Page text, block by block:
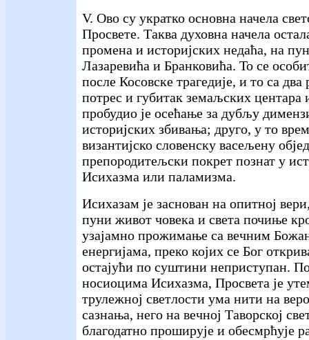
V. Ово су укратко основна начела
Просвете. Таква духовна начела
промена и историјских недаћа, на
Лазаревића и Бранковића. То се
после Косовске трагедије, и то са два
потрес и губитак земаљских центара
пробудио је осећање за дубљу
историјских збивања; друго, у то
византијско словенску васељену
препородитељски покрет познат у
Исихазма или паламизма.
Исихазам је заснован на опитној
пуни живот човека и света почиње
узајамно прожимање са вечним
енергијама, преко којих се Бог
остајући по суштини неприступан.
носиоцима Исихазма, Просвета је
трулежној светлости ума нити на
сазнања, него на вечној Таворској
благодатно проширује и обесмрћује